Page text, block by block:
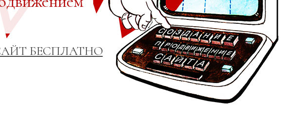
БЕСПЛАТНО